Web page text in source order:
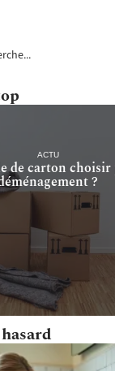
ACTU
de carton choisir
?